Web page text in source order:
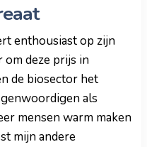
enthousiast op zijn
om deze prijs in
de biosector het
als
mensen warm maken
mijn andere